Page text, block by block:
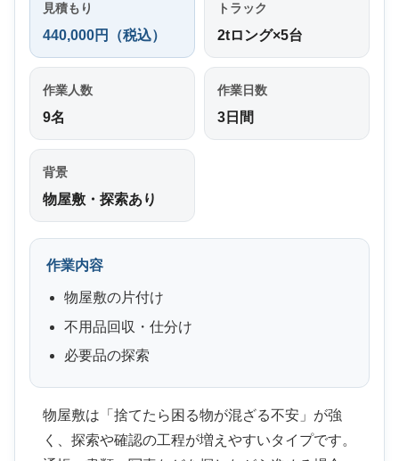
見積もり
440,000円（税込）
トラック
2tロング×5台
作業人数
9名
作業日数
3日間
背景
物屋敷・探索あり
作業内容
物屋敷の片付け
不用品回収・仕分け
必要品の探索
物屋敷は「捨てたら困る物が混ざる不安」が強
く、探索や確認の工程が増えやすいタイプです。